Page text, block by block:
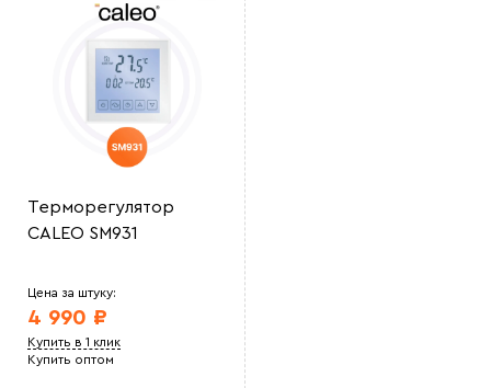
Терморегулятор
CALEO SM931
Цена за штуку:
4 990 ₽
Купить в 1 клик
Купить оптом